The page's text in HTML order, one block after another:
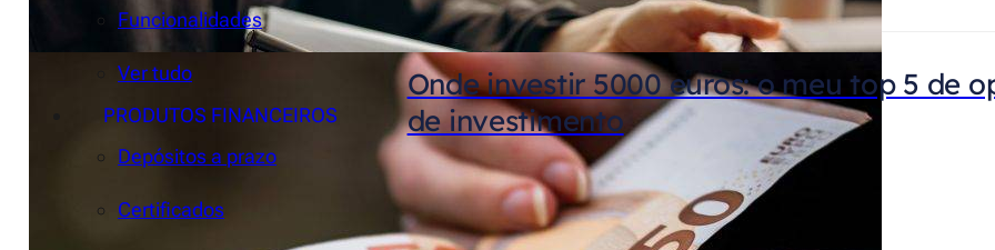
Funcionalidades
Ver tudo
PRODUTOS FINANCEIROS
Depósitos a prazo
Certificados
Onde investir 5000 euros: o meu top 5 de
de investimento